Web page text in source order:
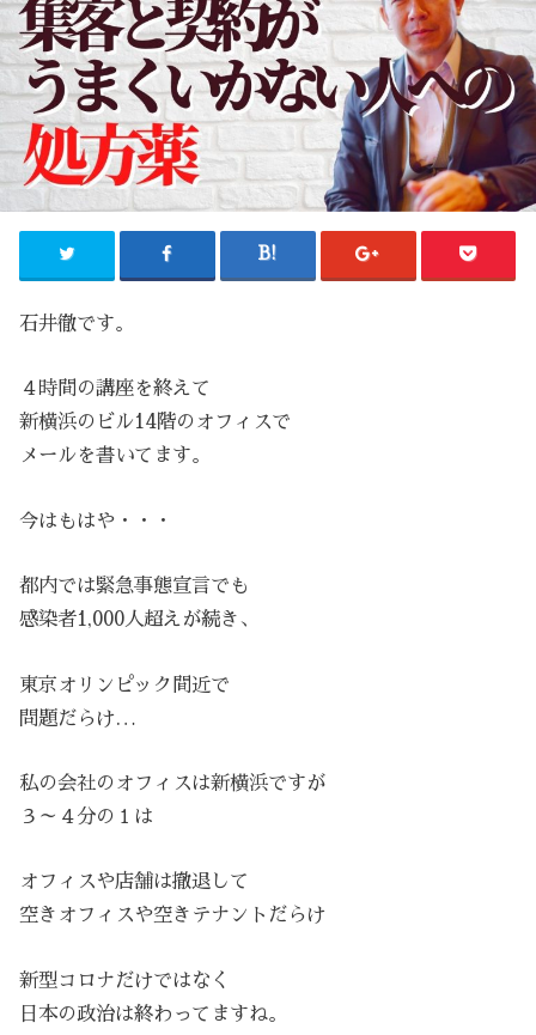
石井徹です。
４時間の講座を終えて
新横浜のビル14階のオフィスで
メールを書いてます。
今はもはや・・・
都内では緊急事態宣言でも
感染者1,000人超えが続き、
東京オリンピック間近で
問題だらけ…
私の会社のオフィスは新横浜ですが
３～４分の１は
オフィスや店舗は撤退して
空きオフィスや空きテナントだらけ
新型コロナだけではなく
日本の政治は終わってますね。